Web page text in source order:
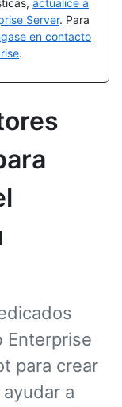
actualice a
Server. Para
en contacto
.
Enterprise
para crear
a